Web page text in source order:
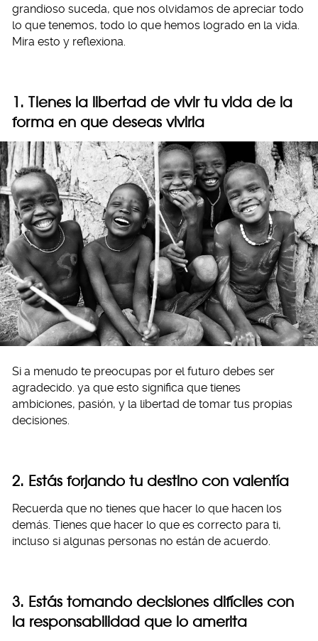
grandioso suceda, que nos olvidamos de apreciar todo
lo que tenemos, todo lo que hemos logrado en la vida.
Mira esto y reflexiona.
1. Tienes la libertad de vivir tu vida de la
forma en que deseas vivirla
Si a menudo te preocupas por el futuro debes ser
agradecido. ya que esto significa que tienes
ambiciones, pasión, y la libertad de tomar tus propias
decisiones.
2. Estás forjando tu destino con valentía
Recuerda que no tienes que hacer lo que hacen los
demás. Tienes que hacer lo que es correcto para ti,
incluso si algunas personas no están de acuerdo.
3. Estás tomando decisiones difíciles con
la responsabilidad que lo amerita